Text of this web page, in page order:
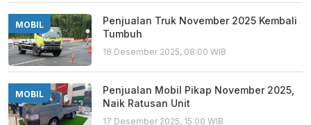
MOBIL
Penjualan Truk November 2025 Kembali
Tumbuh
18 Desember 2025, 08:00 WIB
MOBIL
Penjualan Mobil Pikap November 2025,
Naik Ratusan Unit
17 Desember 2025, 15:00 WIB